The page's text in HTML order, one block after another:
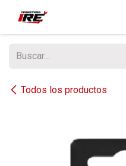
Todos los productos